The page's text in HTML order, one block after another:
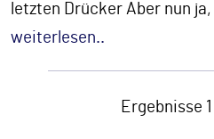
letzten Drücker Aber nun
weiterlesen..
Ergebnisse